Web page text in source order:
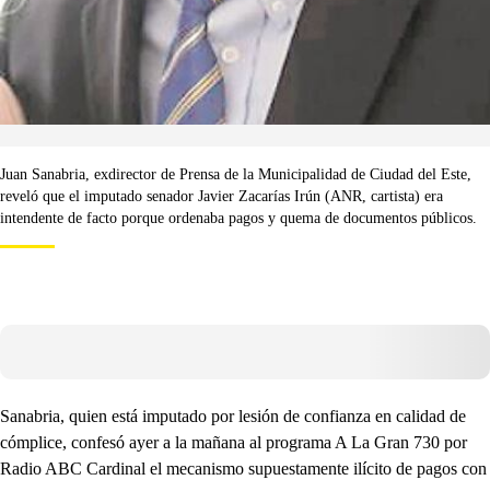
Juan Sanabria, exdirector de Prensa de la Municipalidad de Ciudad del Este,
reveló que el imputado senador Javier Zacarías Irún (ANR, cartista) era
intendente de facto porque ordenaba pagos y quema de documentos públicos.
Sanabria, quien está imputado por lesión de confianza en calidad de
cómplice, confesó ayer a la mañana al programa A La Gran 730 por
Radio ABC Cardinal el mecanismo supuestamente ilícito de pagos con